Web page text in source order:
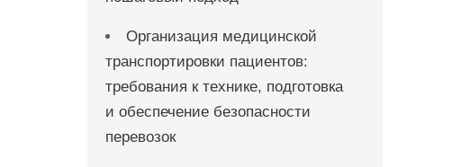
Организация медицинской
транспортировки пациентов:
требования к технике, подготовка
и обеспечение безопасности
перевозок